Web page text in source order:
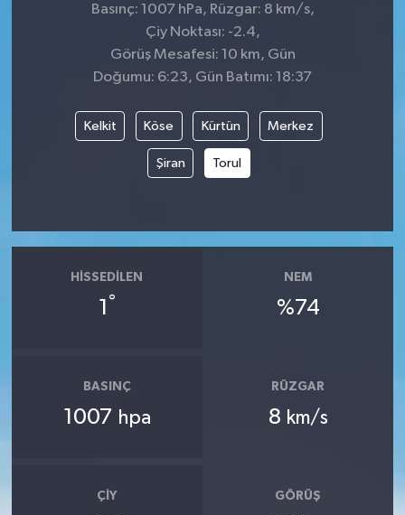
Basınç: 1007 hPa, Rüzgar: 8 km/s,
Çiy Noktası: -2.4,
Görüş Mesafesi: 10 km, Gün
Doğumu: 6:23, Gün Batımı: 18:37
Kelkit Köse Kürtün Merkez
Şiran Torul
HISSEDILEN
1 °
NEM
%74
BASINÇ
1007 hpa
RÜZGAR
8 km/s
ÇIY GÖRÜŞ